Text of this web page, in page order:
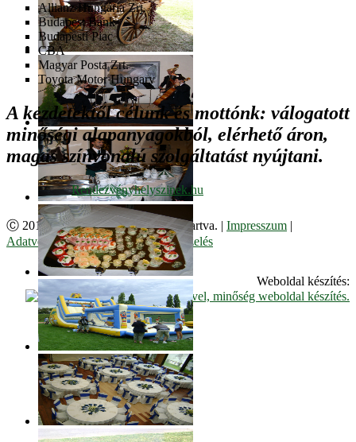
Allianz Hungária Zrt.
Budapest Bank
Budapesti Piac
CBA
Magyar Posta Zrt.
Toyota Motor Hungary
A kezdetektől célunk és mottónk: válogatott
minőségi alapanyagokból, elérhető áron,
magas színvonalú szolgáltatást nyújtani.
Ⓒ 2017. Juzso Bt. Minden jog fenntartva. | Impresszum |
Adatvédelmi Szabályzat|Cookie kezelés
Weboldal készítés: